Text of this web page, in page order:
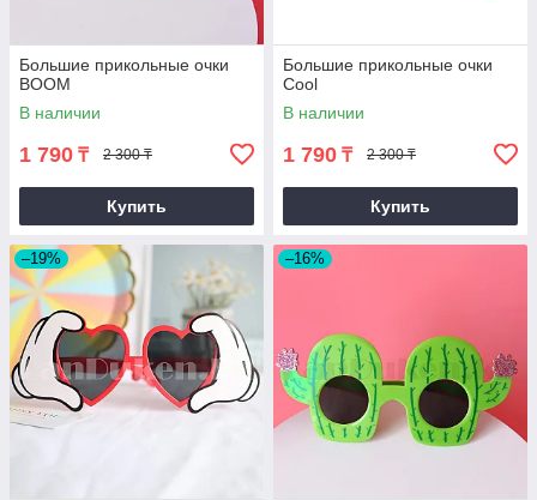
Большие прикольные очки
BOOM
В наличии
1 790 ₸ 2 300 ₸
Купить
Большие прикольные очки
Cool
В наличии
1 790 ₸ 2 300 ₸
Купить
–19% –16%